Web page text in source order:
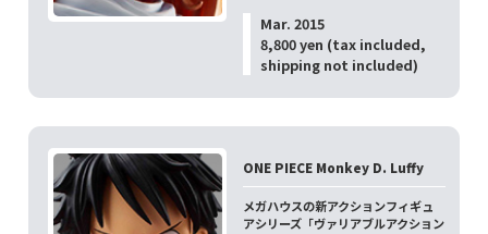
Mar. 2015
8,800 yen (tax included,
shipping not included)
ONE PIECE Monkey D. Luffy
メガハウスの新アクションフィギュ
アシリーズ「ヴァリアブルアクション